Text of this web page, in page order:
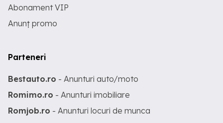
Abonament VIP
Anunț promo
Parteneri
Bestauto.ro - Anunturi auto/moto
Romimo.ro - Anunturi imobiliare
Romjob.ro - Anunturi locuri de munca